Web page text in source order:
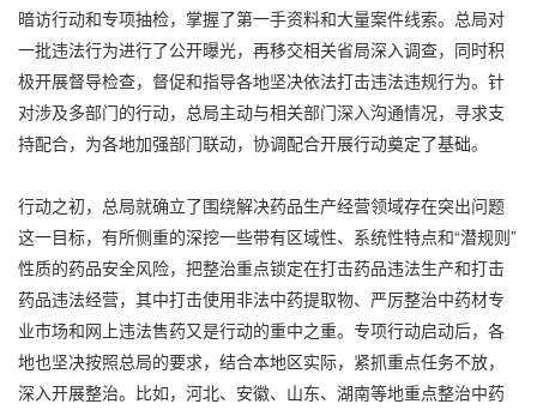
暗访行动和专项抽检，掌握了第一手资料和大量案件线索。总局对
一批违法行为进行了公开曝光，再移交相关省局深入调查，同时积
极开展督导检查，督促和指导各地坚决依法打击违法违规行为。针
对涉及多部门的行动，总局主动与相关部门深入沟通情况，寻求支
持配合，为各地加强部门联动，协调配合开展行动奠定了基础。
行动之初，总局就确立了围绕解决药品生产经营领域存在突出问题
这一目标，有所侧重的深挖一些带有区域性、系统性特点和“潜规则”
性质的药品安全风险，把整治重点锁定在打击药品违法生产和打击
药品违法经营，其中打击使用非法中药提取物、严厉整治中药材专
业市场和网上违法售药又是行动的重中之重。专项行动启动后，各
地也坚决按照总局的要求，结合本地区实际，紧抓重点任务不放，
深入开展整治。比如，河北、安徽、山东、湖南等地重点整治中药